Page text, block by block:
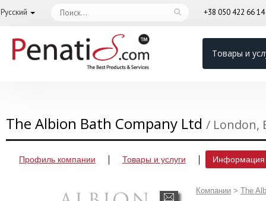
Русский +38 050 422 66 14
Товары и
The Albion Bath Company Ltd / London,
Профиль компании Товары и услуги Информация
Компании > The